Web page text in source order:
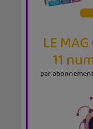
LE MAG
11
par